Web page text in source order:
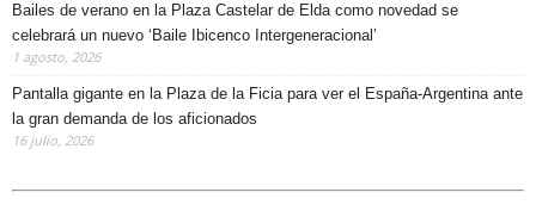
Bailes de verano en la Plaza Castelar de Elda como novedad se
celebrará un nuevo ‘Baile Ibicenco Intergeneracional’
1 agosto, 2026
Pantalla gigante en la Plaza de la Ficia para ver el España-Argentina ante
la gran demanda de los aficionados
16 julio, 2026